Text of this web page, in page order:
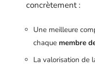
concrètement :
Une meilleure
chaque membre
La valorisation de